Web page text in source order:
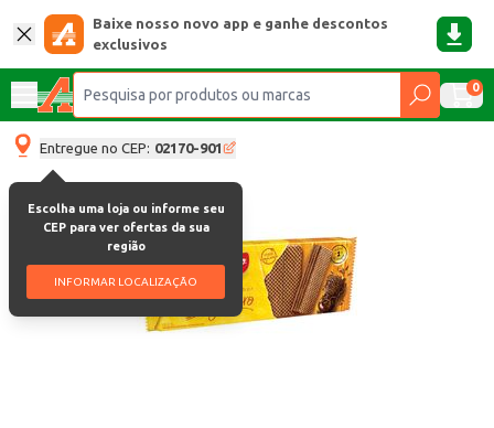
Baixe nosso novo app e ganhe descontos
exclusivos
0
Entregue no CEP: 02170-901
Escolha uma loja ou informe seu
CEP para ver ofertas da sua
região
INFORMAR LOCALIZAÇÃO